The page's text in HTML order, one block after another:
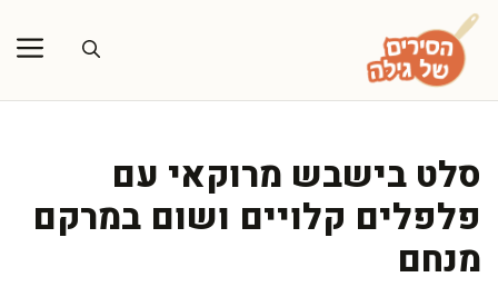
לדלג
לתוכן
סלט בישבש מרוקאי עם
פלפלים קלויים ושום במרקם
מנחם